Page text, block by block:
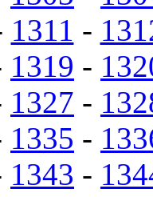
1311 -
1319 -
1327 -
1335 -
1343 -